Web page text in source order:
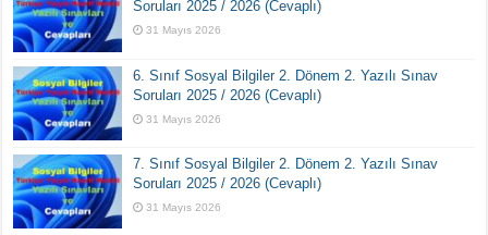
Soruları 2025 / 2026 (Cevaplı)
31 Mayıs 2026
6. Sınıf Sosyal Bilgiler 2. Dönem 2. Yazılı Sınav
Soruları 2025 / 2026 (Cevaplı)
31 Mayıs 2026
7. Sınıf Sosyal Bilgiler 2. Dönem 2. Yazılı Sınav
Soruları 2025 / 2026 (Cevaplı)
31 Mayıs 2026